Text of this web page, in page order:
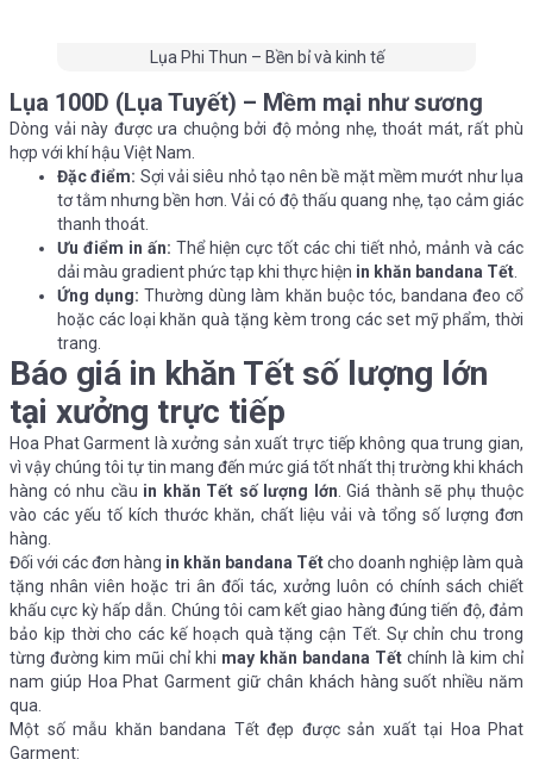
Lụa Phi Thun – Bền bỉ và kinh tế
Lụa 100D (Lụa Tuyết) – Mềm mại như sương
Dòng vải này được ưa chuộng bởi độ mỏng nhẹ, thoát mát, rất phù
hợp với khí hậu Việt Nam.
Đặc điểm: Sợi vải siêu nhỏ tạo nên bề mặt mềm mướt như lụa
tơ tằm nhưng bền hơn. Vải có độ thấu quang nhẹ, tạo cảm giác
thanh thoát.
Ưu điểm in ấn: Thể hiện cực tốt các chi tiết nhỏ, mảnh và các
dải màu gradient phức tạp khi thực hiện in khăn bandana Tết
Ứng dụng: Thường dùng làm khăn buộc tóc, bandana đeo cổ
hoặc các loại khăn quà tặng kèm trong các set mỹ phẩm, thời
trang.
Báo giá in khăn Tết số lượng lớn
tại xưởng trực tiếp
Hoa Phat Garment là xưởng sản xuất trực tiếp không qua trung gian,
vì vậy chúng tôi tự tin mang đến mức giá tốt nhất thị trường khi khách
hàng có nhu cầu in khăn Tết số lượng lớn . Giá thành sẽ phụ thuộc
vào các yếu tố kích thước khăn, chất liệu vải và tổng số lượng đơn
hàng.
Đối với các đơn hàng in khăn bandana Tếtcho doanh nghiệp làm quà
tặng nhân viên hoặc tri ân đối tác, xưởng luôn có chính sách chiết
khấu cực kỳ hấp dẫn. Chúng tôi cam kết giao hàng đúng tiến độ, đảm
bảo kịp thời cho các kế hoạch quà tặng cận Tết. Sự chỉn chu trong
từng đường kim mũi chỉ khi may khăn bandana Tết chính là kim chỉ
nam giúp Hoa Phat Garment giữ chân khách hàng suốt nhiều năm
qua.
Một số mẫu khăn bandana Tết đẹp được sản xuất tại Hoa Phat
Garment: